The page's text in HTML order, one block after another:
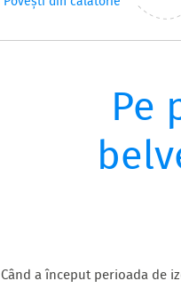
Pe
Când a început perioada de